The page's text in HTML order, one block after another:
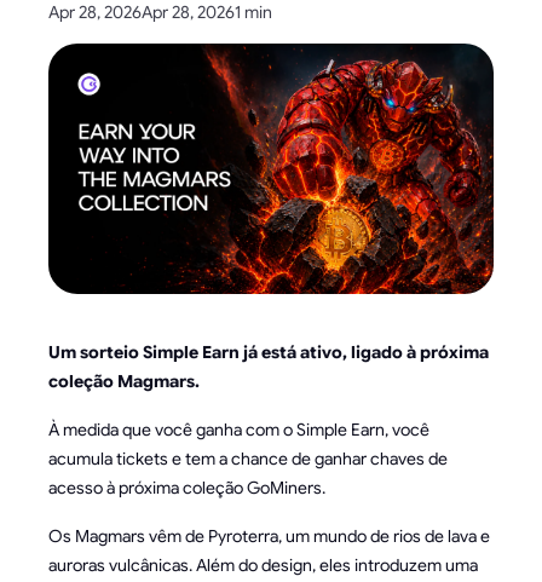
Apr 28, 2026Apr 28, 20261 min
Um sorteio Simple Earn já está ativo, ligado à próxima
coleção Magmars.
À medida que você ganha com o Simple Earn, você
acumula tickets e tem a chance de ganhar chaves de
acesso à próxima coleção GoMiners.
Os Magmars vêm de Pyroterra, um mundo de rios de lava e
auroras vulcânicas. Além do design, eles introduzem uma